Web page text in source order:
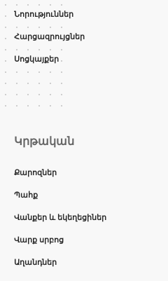
Նորություններ
Հարցազրույցներ
Սոցկայքեր
Կրթական
Քարոզներ
Պահք
Վանքեր և եկեղեցիներ
Վարք սրբոց
Աղանդներ